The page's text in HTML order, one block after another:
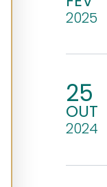
2025
25
OUT
2024